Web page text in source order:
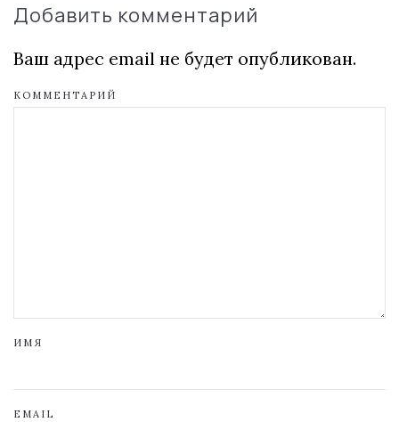
Добавить комментарий
Ваш адрес email не будет опубликован.
КОММЕНТАРИЙ
ИМЯ
EMAIL